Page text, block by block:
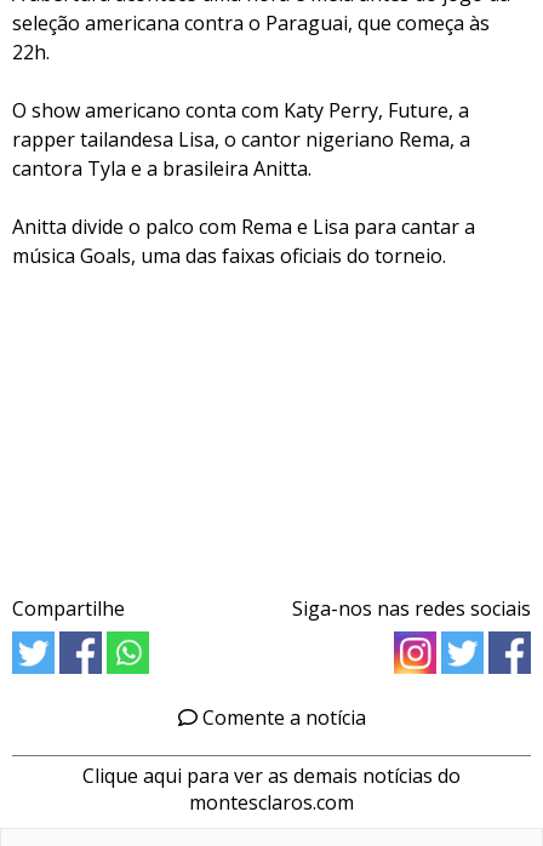
seleção americana contra o Paraguai, que começa às
22h.
O show americano conta com Katy Perry, Future, a
rapper tailandesa Lisa, o cantor nigeriano Rema, a
cantora Tyla e a brasileira Anitta.
Anitta divide o palco com Rema e Lisa para cantar a
música Goals, uma das faixas oficiais do torneio.
Compartilhe Siga-nos nas redes sociais
Comente a notícia
Clique aqui para ver as demais notícias do
montesclaros.com